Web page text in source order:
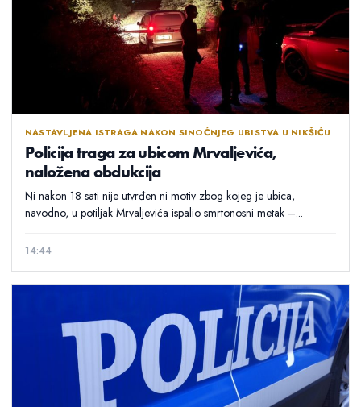
NASTAVLJENA ISTRAGA NAKON SINOĆNJEG UBISTVA U NIKŠIĆU
Policija traga za ubicom Mrvaljevića,
naložena obdukcija
Ni nakon 18 sati nije utvrđen ni motiv zbog kojeg je ubica,
navodno, u potiljak Mrvaljevića ispalio smrtonosni metak –...
14:44